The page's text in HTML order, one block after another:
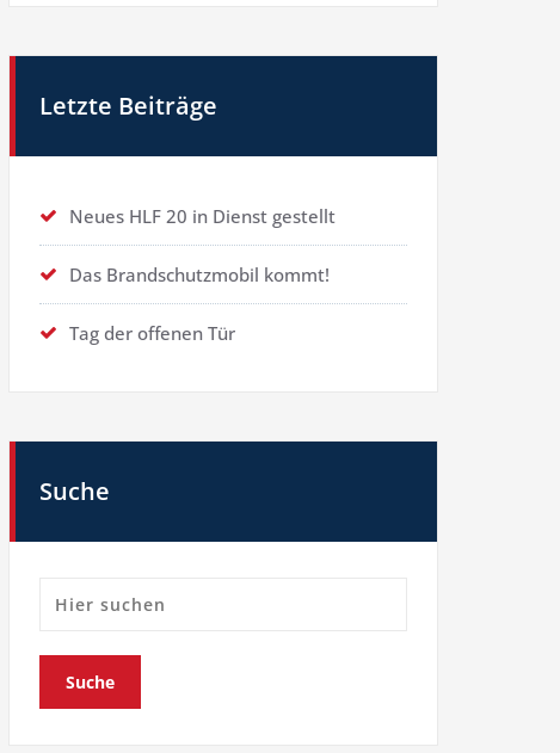
Letzte Beiträge
Neues HLF 20 in Dienst gestellt
Das Brandschutzmobil kommt!
Tag der offenen Tür
Suche